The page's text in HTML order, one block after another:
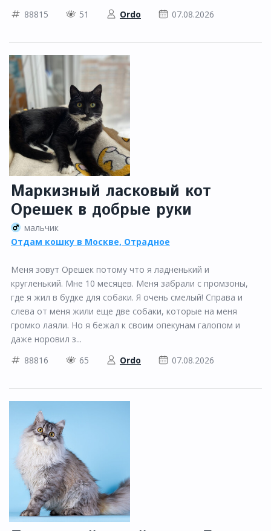
88815
51 Ordo 07.08.2026
Маркизный ласковый кот
Орешек в добрые руки
мальчик
Отдам кошку в Москве, Отрадное
Меня зовут Орешек потому что я ладненький и
кругленький. Мне 10 месяцев. Меня забрали с промзоны,
где я жил в будке для собаки. Я очень смелый! Справа и
слева от меня жили еще две собаки, которые на меня
громко лаяли. Но я бежал к своим опекунам галопом и
даже норовил з...
88816
65 Ordo 07.08.2026